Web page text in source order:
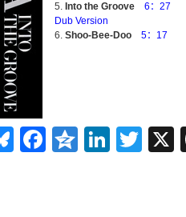
Into the Groove
6：27
Dub Version
Shoo-Bee-Doo
5：17
Bluesky
Facebook
Qzone